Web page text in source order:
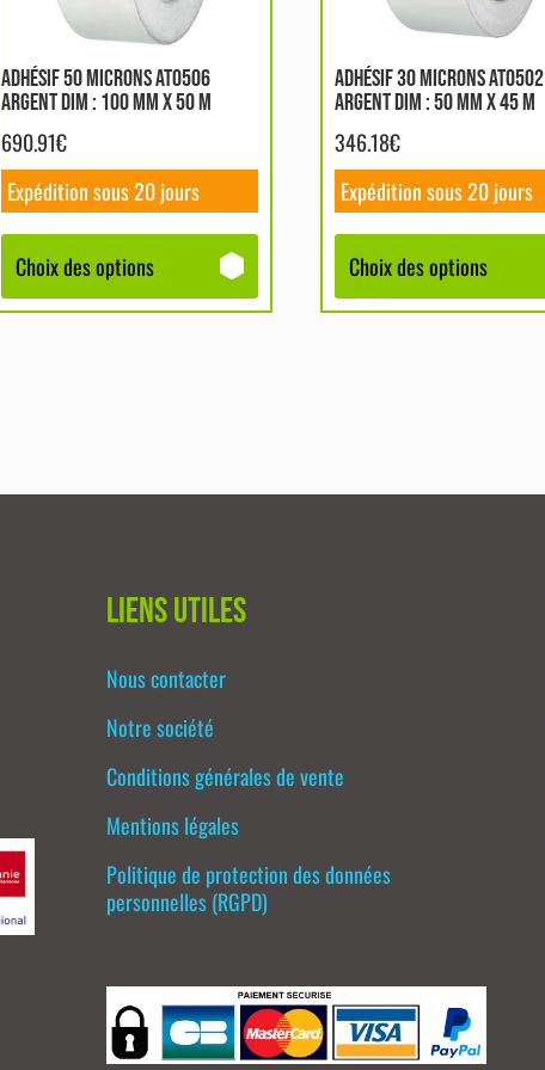
ADHÉSIF 50 MICRONS AT0506
ARGENT DIM : 100 MM X 50 M
690.91€
Expédition sous 20 jours
Choix des options
être
choisies
la
page
du
ADHÉSIF 30 MICRONS AT0502
ARGENT DIM : 50 MM X 45 M
346.18€
Expédition sous 20 jours
Choix des options
être
choisies
la
page
du
Liens utiles
Nous contacter
Notre société
Conditions générales de vente
Mentions légales
Politique de protection des données
personnelles (RGPD)